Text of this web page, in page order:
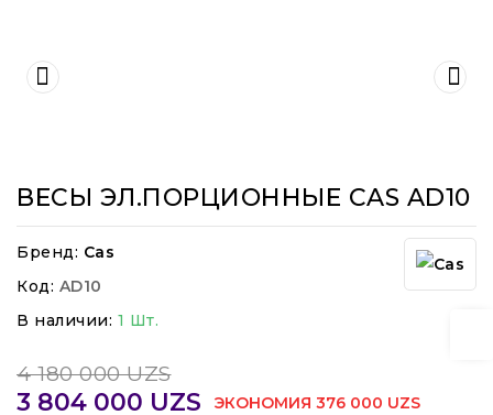
ВЕСЫ ЭЛ.ПОРЦИОННЫЕ CAS AD10
Бренд: Cas
Код: AD10
В наличии: 1 Шт.
4 180 000 UZS
3 804 000 UZS ЭКОНОМИЯ 376 000 UZS